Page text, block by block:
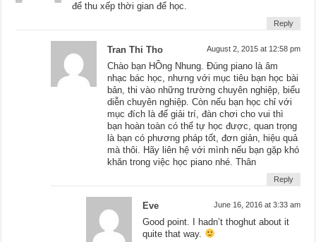
để thu xếp thời gian để học.
Reply
Tran Thi Tho August 2, 2015 at 12:58 pm
Chào bạn HỒng Nhung. Đúng piano là âm
nhạc bác học, nhưng với mục tiêu bạn học bài
bản, thi vào những trường chuyên nghiệp, biểu
diễn chuyên nghiệp. Còn nếu bạn học chỉ với
mục đích là để giải trí, đàn chơi cho vui thì
bạn hoàn toàn có thể tự học được, quan trọng
là bạn có phương pháp tốt, đơn giản, hiệu quả
mà thôi. Hãy liên hệ với mình nếu bạn gặp khó
khăn trong việc học piano nhé. Thân
Reply
Eve June 16, 2016 at 3:33 am
Good point. I hadn’t thoghut about it
quite that way.